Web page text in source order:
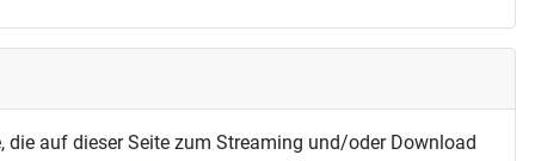
die auf dieser Seite zum Streaming und/oder Download